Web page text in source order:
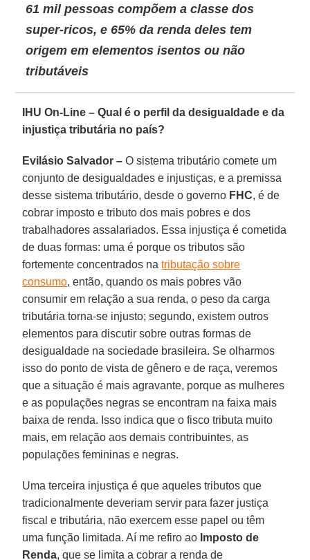
61 mil pessoas compõem a classe dos
super-ricos, e 65% da renda deles tem
origem em elementos isentos ou não
tributáveis
IHU On-Line – Qual é o perfil da desigualdade e da
injustiça tributária no país?
Evilásio Salvador – O sistema tributário comete um
conjunto de desigualdades e injustiças, e a premissa
desse sistema tributário, desde o governo FHC, é de
cobrar imposto e tributo dos mais pobres e dos
trabalhadores assalariados. Essa injustiça é cometida
de duas formas: uma é porque os tributos são
fortemente concentrados natributação sobre
consumo, então, quando os mais pobres vão
consumir em relação a sua renda, o peso da carga
tributária torna-se injusto; segundo, existem outros
elementos para discutir sobre outras formas de
desigualdade na sociedade brasileira. Se olharmos
isso do ponto de vista de gênero e de raça, veremos
que a situação é mais agravante, porque as mulheres
e as populações negras se encontram na faixa mais
baixa de renda. Isso indica que o fisco tributa muito
mais, em relação aos demais contribuintes, as
populações femininas e negras.
Uma terceira injustiça é que aqueles tributos que
tradicionalmente deveriam servir para fazer justiça
fiscal e tributária, não exercem esse papel ou têm
uma função limitada. Aí me refiro ao Imposto de
Renda, que se limita a cobrar a renda de